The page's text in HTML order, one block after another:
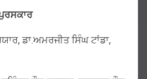
ਡਾ.ਅਮਰਜੀਤ ਸਿੰਘ ਟਾਂਡਾ,